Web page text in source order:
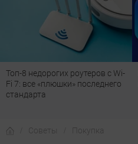
Подпишись на наш канал в
мессенджере МАХ
Советы Покупка